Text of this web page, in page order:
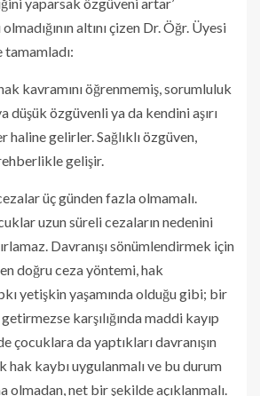
altını çizen Dr. Öğr. Üyesi
hak kavramını öğrenmemiş, sorumluluk
düşük özgüvenli ya da kendini aşırı
gelirler. Sağlıklı özgüven,
gelişir.
üç günden fazla olmamalı.
uzun süreli cezaların nedenini
Davranışı sönümlendirmek için
doğru ceza yöntemi, hak
yetişkin yaşamında olduğu gibi; bir
karşılığında maddi kayıp
çocuklara da yaptıkları davranışın
hak kaybı uygulanmalı ve bu durum
olmadan, net bir şekilde açıklanmalı.